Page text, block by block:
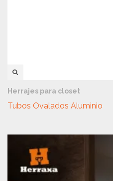
Herrajes para closet
Tubos Ovalados Aluminio